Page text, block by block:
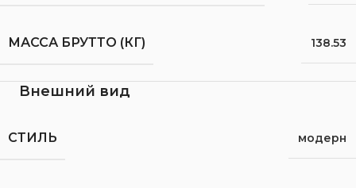
МАССА БРУТТО (КГ) 138.53
Внешний вид
СТИЛЬ модерн